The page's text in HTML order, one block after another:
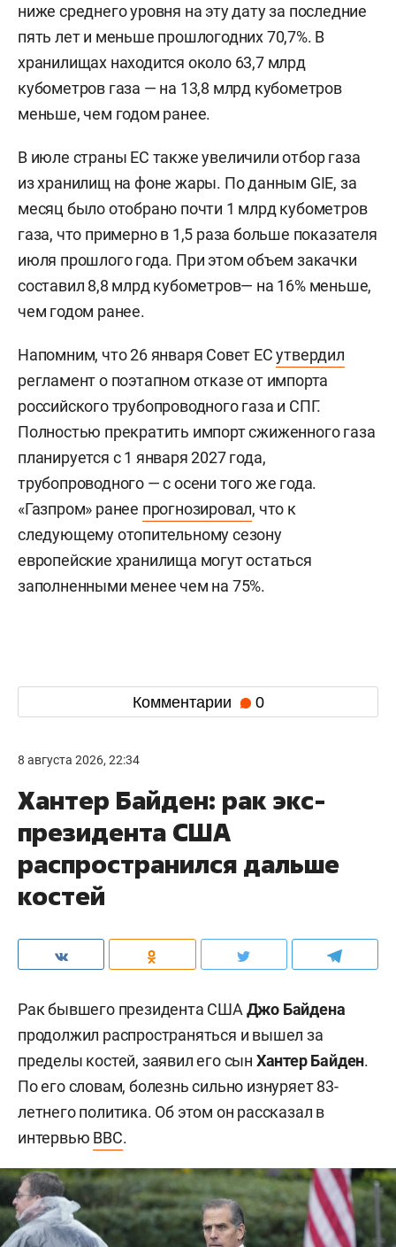
ниже среднего уровня на эту дату за последние
пять лет и меньше прошлогодних 70,7%. В
хранилищах находится около 63,7 млрд
кубометров газа — на 13,8 млрд кубометров
меньше, чем годом ранее.
В июле страны ЕС также увеличили отбор газа
из хранилищ на фоне жары. По данным GIE, за
месяц было отобрано почти 1 млрд кубометров
газа, что примерно в 1,5 раза больше показателя
июля прошлого года. При этом объем закачки
составил 8,8 млрд кубометров— на 16% меньше,
чем годом ранее.
Напомним, что 26 января Совет ЕСутвердил
регламент о поэтапном отказе от импорта
российского трубопроводного газа и СПГ.
Полностью прекратить импорт сжиженного газа
планируется с 1 января 2027 года,
трубопроводного — с осени того же года.
«Газпром» ранее прогнозировал, что к
следующему отопительному сезону
европейские хранилища могут остаться
заполненными менее чем на 75%.
Комментарии 0
8 августа 2026, 22:34
Хантер Байден: рак экс-
президента США
распространился дальше
костей
Рак бывшего президента США Джо Байдена
продолжил распространяться и вышел за
пределы костей, заявил его сын Хантер Байден.
По его словам, болезнь сильно изнуряет 83-
летнего политика. Об этом он рассказал в
интервью BBC.